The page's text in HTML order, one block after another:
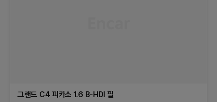
그랜드 C4 피카소 1.6 B-HDI 필